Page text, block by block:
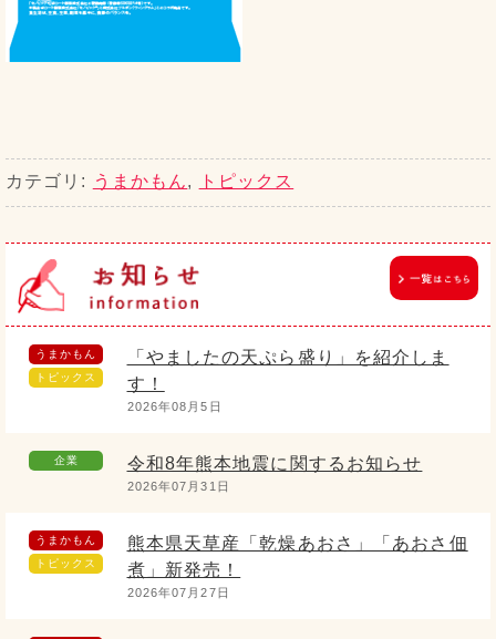
カテゴリ: うまかもん, トピックス
うまかもん
トピックス
「やましたの天ぷら盛り」を紹介しま
す！
2026年08月5日
企業 令和8年熊本地震に関するお知らせ
2026年07月31日
うまかもん
トピックス
熊本県天草産「乾燥あおさ」「あおさ佃
煮」新発売！
2026年07月27日